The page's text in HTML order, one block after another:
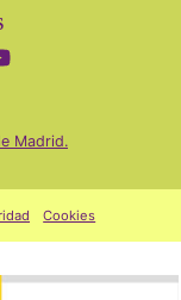
Madrid.
Cookies